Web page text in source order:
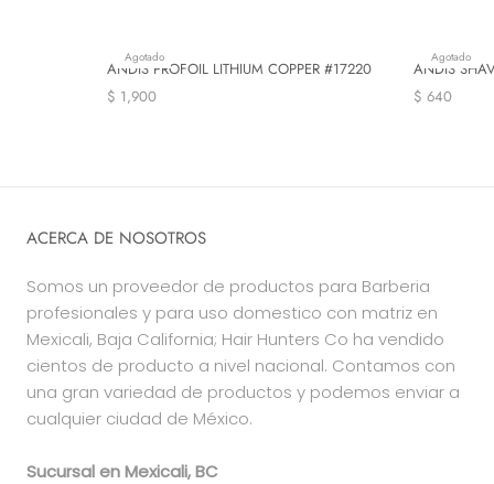
Agotado
ANDIS PROFOIL LITHIUM COPPER #17220
$ 1,900
Agotado
ANDIS
$ 640
ACERCA DE NOSOTROS
Somos un proveedor de productos para Barberia
profesionales y para uso domestico con matriz en
Mexicali, Baja California; Hair Hunters Co ha vendido
cientos de producto a nivel nacional. Contamos con
una gran variedad de productos y podemos enviar a
cualquier ciudad de México.
Sucursal en Mexicali, BC